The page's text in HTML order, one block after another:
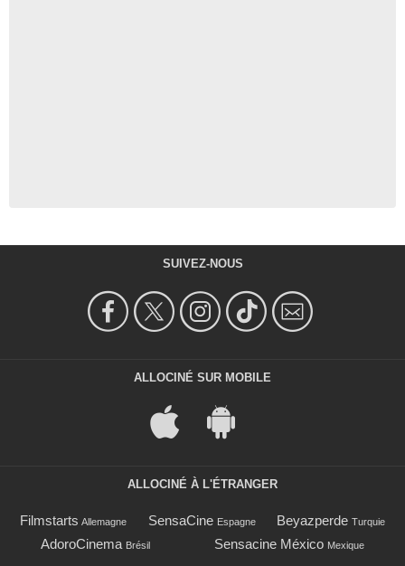
SUIVEZ-NOUS
ALLOCINÉ SUR MOBILE
ALLOCINÉ À L'ÉTRANGER
Filmstarts Allemagne SensaCine Espagne Beyazperde Turquie
AdoroCinema Brésil Sensacine México Mexique